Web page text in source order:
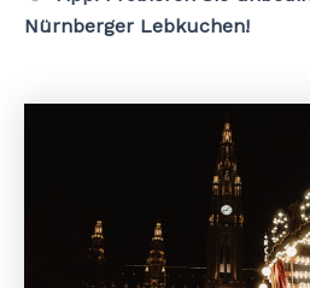
Nürnberger Lebkuchen!